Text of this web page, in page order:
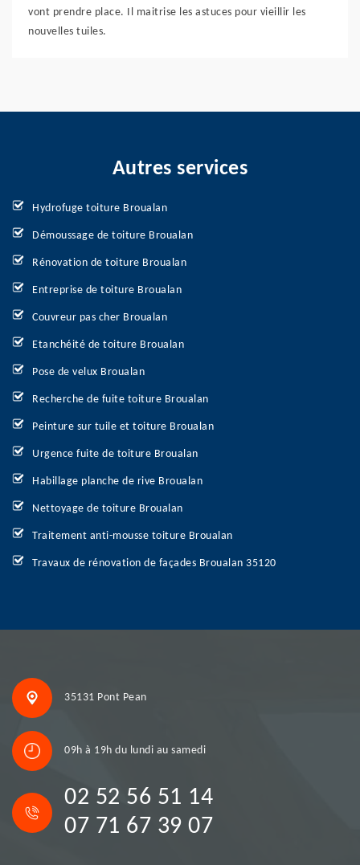
vont prendre place. Il maitrise les astuces pour vieillir les
nouvelles tuiles.
Autres services
Hydrofuge toiture Broualan
Démoussage de toiture Broualan
Rénovation de toiture Broualan
Entreprise de toiture Broualan
Couvreur pas cher Broualan
Etanchéité de toiture Broualan
Pose de velux Broualan
Recherche de fuite toiture Broualan
Peinture sur tuile et toiture Broualan
Urgence fuite de toiture Broualan
Habillage planche de rive Broualan
Nettoyage de toiture Broualan
Traitement anti-mousse toiture Broualan
Travaux de rénovation de façades Broualan 35120
35131 Pont Pean
09h à 19h du lundi au samedi
02 52 56 51 14
07 71 67 39 07